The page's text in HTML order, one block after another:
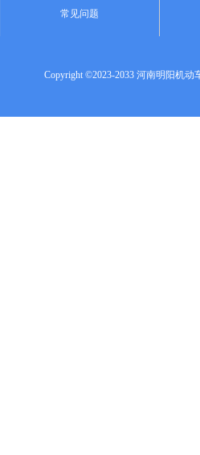
常见问题
Copyright ©2023-2033 河南明阳机